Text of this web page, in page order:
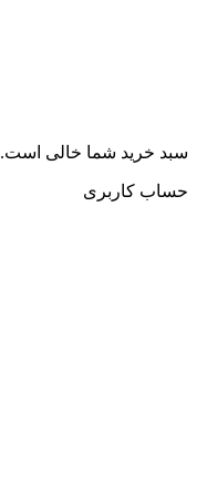
سبد خرید شما خالی است.
حساب کاربری